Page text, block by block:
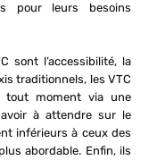
pour leurs besoins
sont l’accessibilité, la
traditionnels, les VTC
tout moment via une
à attendre sur le
inférieurs à ceux des
abordable. Enfin, ils